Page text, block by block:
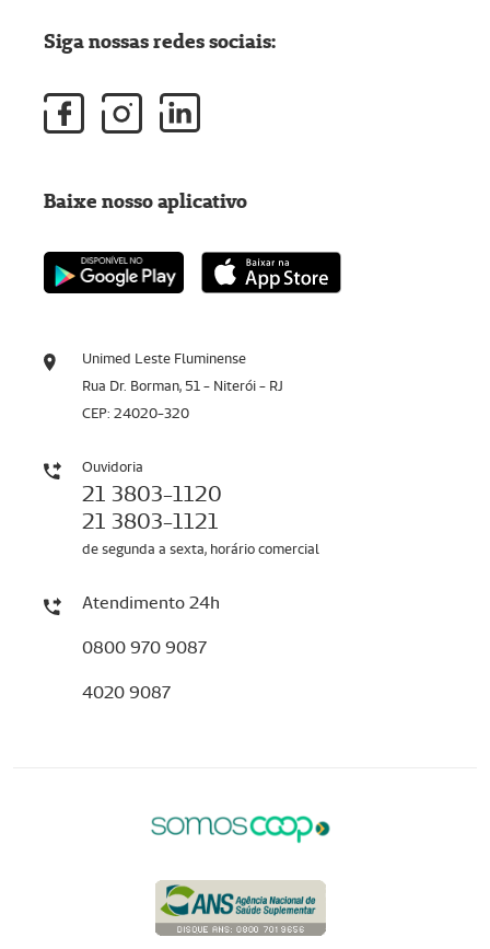
Unimed Leste Fluminense
Rua Dr. Borman, 51 - Niterói - RJ
CEP: 24020-320
Ouvidoria
21 3803-1120
21 3803-1121
de segunda a sexta, horário comercial
Atendimento 24h
0800 970 9087
4020 9087
Siga nossas redes sociais:
Baixe nosso aplicativo